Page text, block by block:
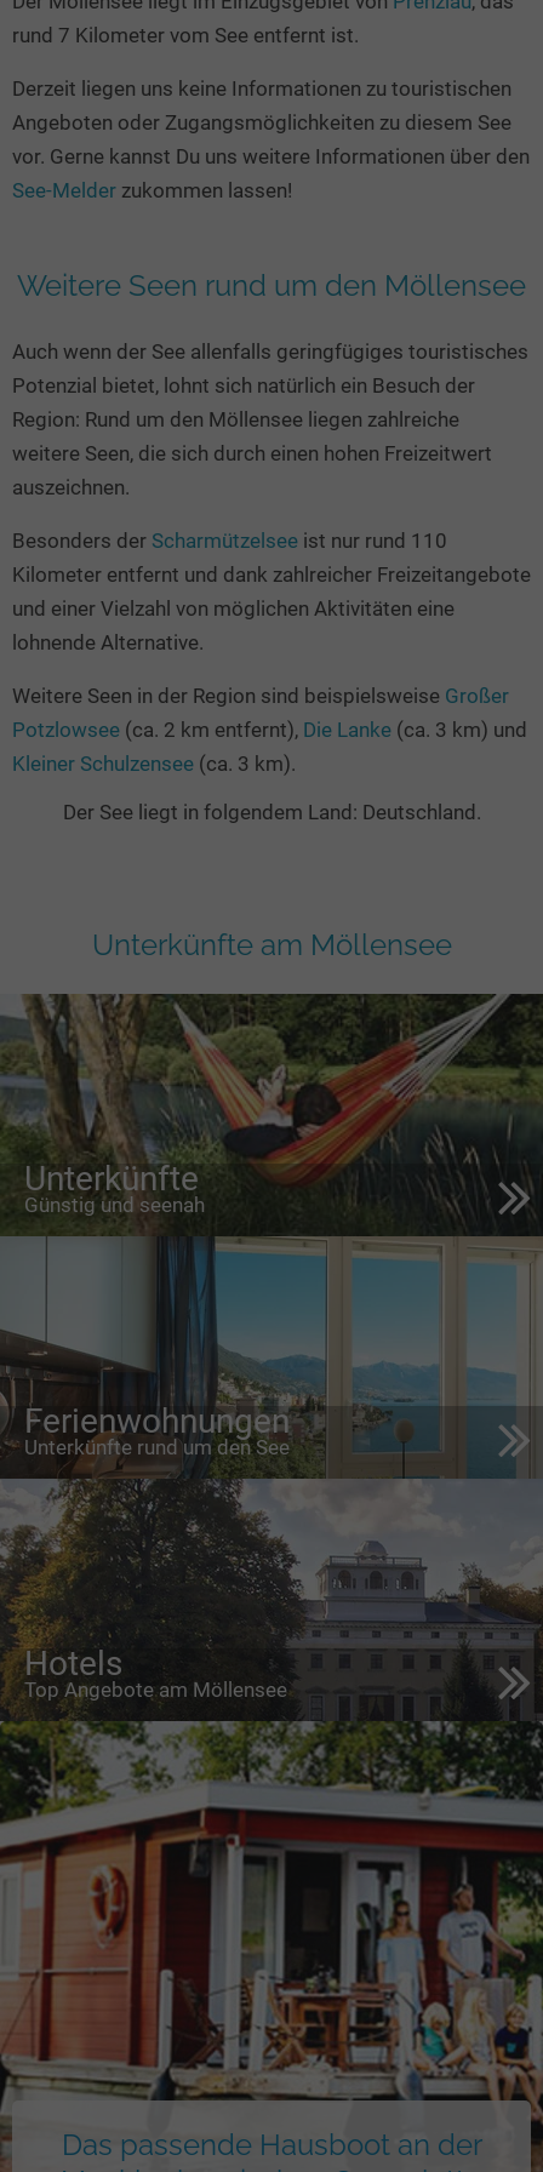
Glamping
Seen in Europa
Österreich
Schweiz
Frankreich
Niederlande
alle Länder…
rund 7 Kilometer vom See entfernt ist.
Derzeit liegen uns keine Informationen zu touristischen
Angeboten oder Zugangsmöglichkeiten zu diesem See
vor. Gerne kannst Du uns weitere Informationen über den
See-Melder zukommen lassen!
Weitere Seen rund um den Möllensee
Auch wenn der See allenfalls geringfügiges touristisches
Potenzial bietet, lohnt sich natürlich ein Besuch der
Region: Rund um den Möllensee liegen zahlreiche
weitere Seen, die sich durch einen hohen Freizeitwert
auszeichnen.
Besonders der Scharmützelsee ist nur rund 110
Kilometer entfernt und dank zahlreicher Freizeitangebote
und einer Vielzahl von möglichen Aktivitäten eine
lohnende Alternative.
Weitere Seen in der Region sind beispielsweise Großer
Potzlowsee (ca. 2 km entfernt), Die Lanke (ca. 3 km) und
Kleiner Schulzensee (ca. 3 km).
Der See liegt in folgendem Land: Deutschland.
Unterkünfte am Möllensee
Unterkünfte
Günstig und seenah
Ferienwohnungen
Unterkünfte rund um den See
Hotels
Top Angebote am Möllensee
Das passende Hausboot an der